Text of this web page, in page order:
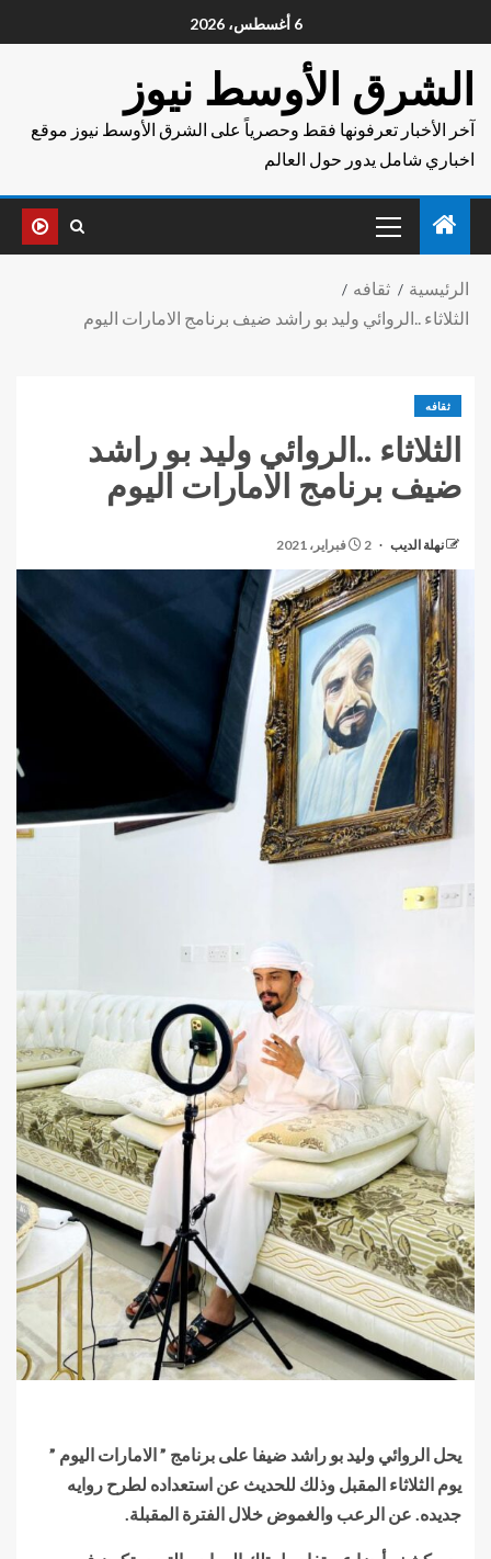
6 أغسطس، 2026
الشرق الأوسط نيوز
آخر الأخبار تعرفونها فقط وحصرياً على الشرق الأوسط نيوز موقع
اخباري شامل يدور حول العالم
الرئيسية
ثقافه
الثلاثاء ..الروائي وليد بو راشد ضيف برنامج الامارات اليوم
ثقافه
الثلاثاء ..الروائي وليد بو راشد
ضيف برنامج الامارات اليوم
نهلة الديب 2 فبراير، 2021
يحل الروائي وليد بو راشد ضيفا على برنامج ” الامارات اليوم ”
يوم الثلاثاء المقبل وذلك للحديث عن استعداده لطرح روايه
جديده. عن الرعب والغموض خلال الفترة المقبلة.